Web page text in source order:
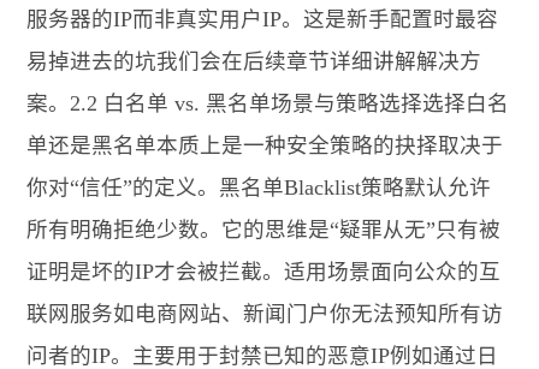
服务器的IP而非真实用户IP。这是新手配置时最容
易掉进去的坑我们会在后续章节详细讲解解决方
案。2.2 白名单 vs. 黑名单场景与策略选择选择白名
单还是黑名单本质上是一种安全策略的抉择取决于
你对“信任”的定义。黑名单Blacklist策略默认允许
所有明确拒绝少数。它的思维是“疑罪从无”只有被
证明是坏的IP才会被拦截。适用场景面向公众的互
联网服务如电商网站、新闻门户你无法预知所有访
问者的IP。主要用于封禁已知的恶意IP例如通过日